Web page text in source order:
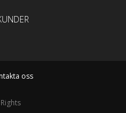
oss